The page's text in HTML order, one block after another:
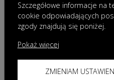
21.08.2025|
OMODA na fali
model hybrydowy już
Szczegółowe informacje na
cookie odpowiadających
zgody znajdują się poniżej.
Pokaż więcej
ZMIENIAM